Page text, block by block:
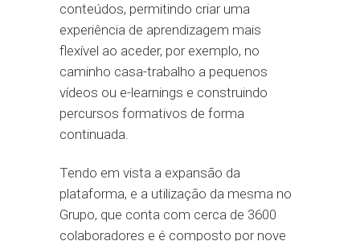
conteúdos, permitindo criar uma
experiência de aprendizagem mais
flexível ao aceder, por exemplo, no
caminho casa-trabalho a pequenos
vídeos ou e-learnings e construindo
percursos formativos de forma
continuada.
Tendo em vista a expansão da
plataforma, e a utilização da mesma no
Grupo, que conta com cerca de 3600
colaboradores e é composto por nove